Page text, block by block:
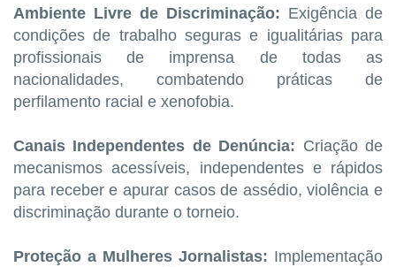
Ambiente Livre de Discriminação: Exigência de
condições de trabalho seguras e igualitárias para
profissionais de imprensa de todas as
nacionalidades, combatendo práticas de
perfilamento racial e xenofobia.
Canais Independentes de Denúncia: Criação de
mecanismos acessíveis, independentes e rápidos
para receber e apurar casos de assédio, violência e
discriminação durante o torneio.
Proteção a Mulheres Jornalistas: Implementação